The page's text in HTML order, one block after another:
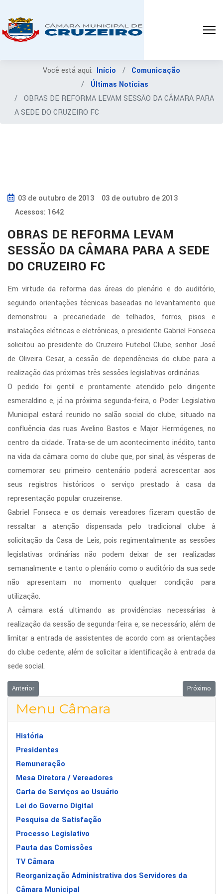
Você está aqui: Início
Comunicação
Últimas Notícias
OBRAS DE REFORMA LEVAM SESSÃO DA CÂMARA PARA
A SEDE DO CRUZEIRO FC
03 de outubro de 2013
03 de outubro de 2013
Acessos: 1642
OBRAS DE REFORMA LEVAM
SESSÃO DA CÂMARA PARA A SEDE
DO CRUZEIRO FC
Em virtude da reforma das áreas do plenário e do auditório,
seguindo orientações técnicas baseadas no levantamento que
demonstrou a precariedade de telhados, forros, pisos e
instalações elétricas e eletrônicas, o presidente Gabriel Fonseca
solicitou ao presidente do Cruzeiro Futebol Clube, senhor José
de Oliveira Cesar, a cessão de dependências do clube para a
realização das próximas três sessões legislativas ordinárias.
O pedido foi gentil e prontamente atendido pelo dirigente
esmeraldino e, já na próxima segunda-feira, o Poder Legislativo
Municipal estará reunido no salão social do clube, situado na
confluência das ruas Avelino Bastos e Major Hermógenes, no
centro da cidade. Trata-se de um acontecimento inédito, tanto
na vida da câmara como do clube que, por sinal, às vésperas de
comemorar seu primeiro centenário poderá acrescentar aos
seus registros históricos o serviço prestado à casa da
representação popular cruzeirense.
Gabriel Fonseca e os demais vereadores fizeram questão de
ressaltar a atenção dispensada pelo tradicional clube à
solicitação da Casa de Leis, pois regimentalmente as sessões
legislativas ordinárias não podem deixar de ser realizadas
semanalmente e tanto o plenário como o auditório da sua sede
não apresentam no momento qualquer condição para
utilização.
A câmara está ultimando as providências necessárias à
realização da sessão de segunda-feira e, se necessário, além de
limitar a entrada de assistentes de acordo com as orientações
do clube cedente, além de solicitar a identificação à entrada da
sede social.
Artigo anterior: DOIS PROJETOS ADIADOS
Anterior Próximo
Próximo
Menu Câmara
História
Presidentes
Remuneração
Mesa Diretora / Vereadores
Carta de Serviços ao Usuário
Lei do Governo Digital
Pesquisa de Satisfação
Processo Legislativo
Pauta das Comissões
TV Câmara
Reorganização Administrativa dos Servidores da
Câmara Municipal